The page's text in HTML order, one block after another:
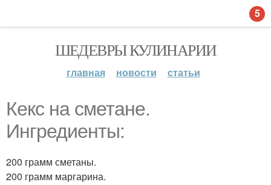
ШЕДЕВРЫ КУЛИНАРИИ
главная новости статьи
Кекс на сметане.
Ингредиенты:
200 грамм сметаны.
200 грамм маргарина.
5